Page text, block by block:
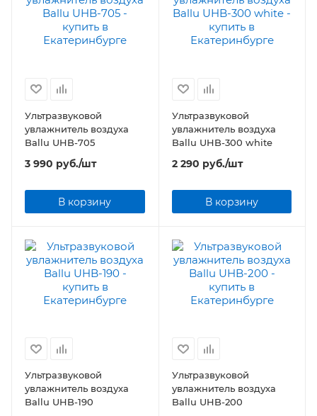
Ультразвуковой
увлажнитель воздуха
Ballu UHB-705
3 990 руб./шт
В корзину
Ультразвуковой
увлажнитель воздуха
Ballu UHB-300 white
2 290 руб./шт
В корзину
Ультразвуковой
увлажнитель воздуха
Ballu UHB-190
Ультразвуковой
увлажнитель воздуха
Ballu UHB-200